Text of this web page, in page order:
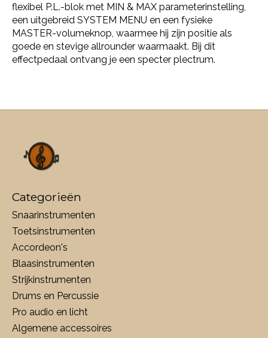
flexibel P.L.-blok met MIN & MAX parameterinstelling,
een uitgebreid SYSTEM MENU en een fysieke
MASTER-volumeknop, waarmee hij zijn positie als
goede en stevige allrounder waarmaakt. Bij dit
effectpedaal ontvang je een specter plectrum.
Categorieën
Snaarinstrumenten
Toetsinstrumenten
Accordeon's
Blaasinstrumenten
Strijkinstrumenten
Drums en Percussie
Pro audio en licht
Algemene accessoires